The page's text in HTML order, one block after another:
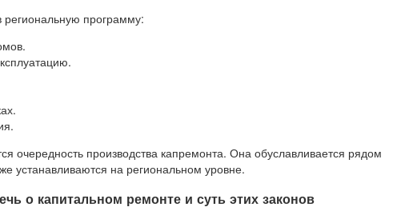
региональную программу:
очередность производства капремонта. Она обуславливается рядом
устанавливаются на региональном уровне.
о капитальном ремонте и суть этих законов